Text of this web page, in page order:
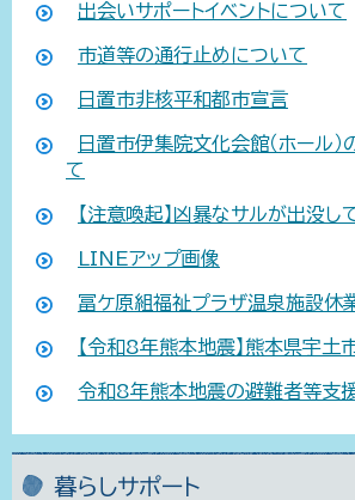
出会いサポートイベントについて
市道等の通行止めについて
日置市非核平和都市宣言
日置市伊集院文化会館（ホール
て
【注意喚起】凶暴なサルが出没し
LINEアップ画像
冨ケ原組福祉プラザ温泉施設休
【令和8年熊本地震】熊本県宇土
令和8年熊本地震の避難者等支
暮らしサポート